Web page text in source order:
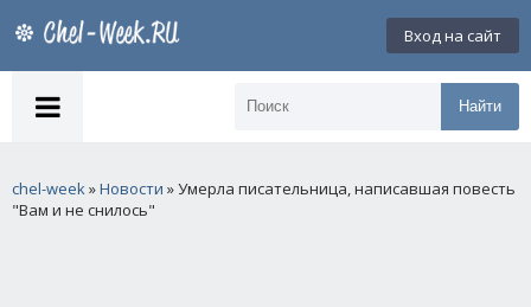
Вход на сайт
Найти
chel-week»Новости » Умерла писательница, написавшая повесть
"Вам и не снилось"